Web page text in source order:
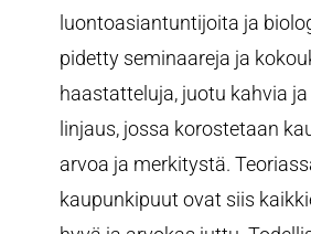
luontoasiantuntijoita ja
pidetty seminaareja ja
haastatteluja, juotu kahvia
linjaus, jossa korostetaan
arvoa ja merkitystä.
kaupunkipuut ovat siis